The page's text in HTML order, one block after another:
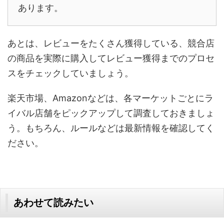
あります。
あとは、レビューをたくさん獲得している、競合店
の商品を実際に購入してレビュー獲得までのプロセ
スをチェックしていましょう。
楽天市場、Amazonなどは、各マーケットごとにラ
イバル店舗をピックアップして調査しておきましょ
う。もちろん、ルールなどは最新情報を確認してく
ださい。
あわせて読みたい